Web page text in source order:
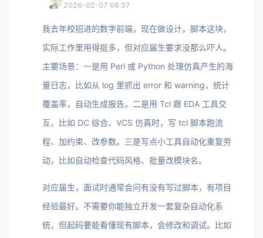
2026-02-07 08:37
我去年校招进的数字前端，现在做设计。脚本这块，
实际工作里用得挺多，但对应届生要求没那么吓人。
主要场景：一是用 Perl 或 Python 处理仿真产生的海
量日志，比如从 log 里抓出 error 和 warning，统计
覆盖率，自动生成报告。二是用 Tcl 跟 EDA 工具交
互，比如 DC 综合、VCS 仿真时，写 tcl 脚本跑流
程、加约束、改参数。三是写点小工具自动化重复劳
动，比如自动检查代码风格、批量改模块名。
对应届生，面试时通常会问有没有写过脚本，有项目
经验最好。不需要你能独立开发一套复杂自动化系
统，但起码要能看懂现有脚本，会修改和调试。比如